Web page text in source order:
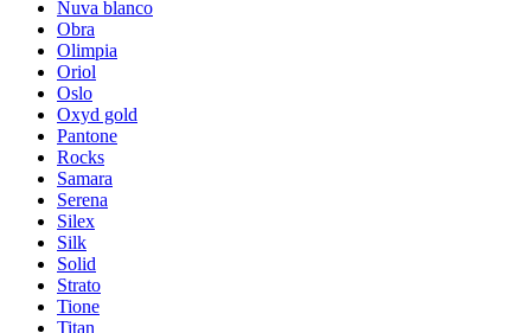
Nuva blanco
Obra
Olimpia
Oriol
Oslo
Oxyd gold
Pantone
Rocks
Samara
Serena
Silex
Silk
Solid
Strato
Tione
Titan